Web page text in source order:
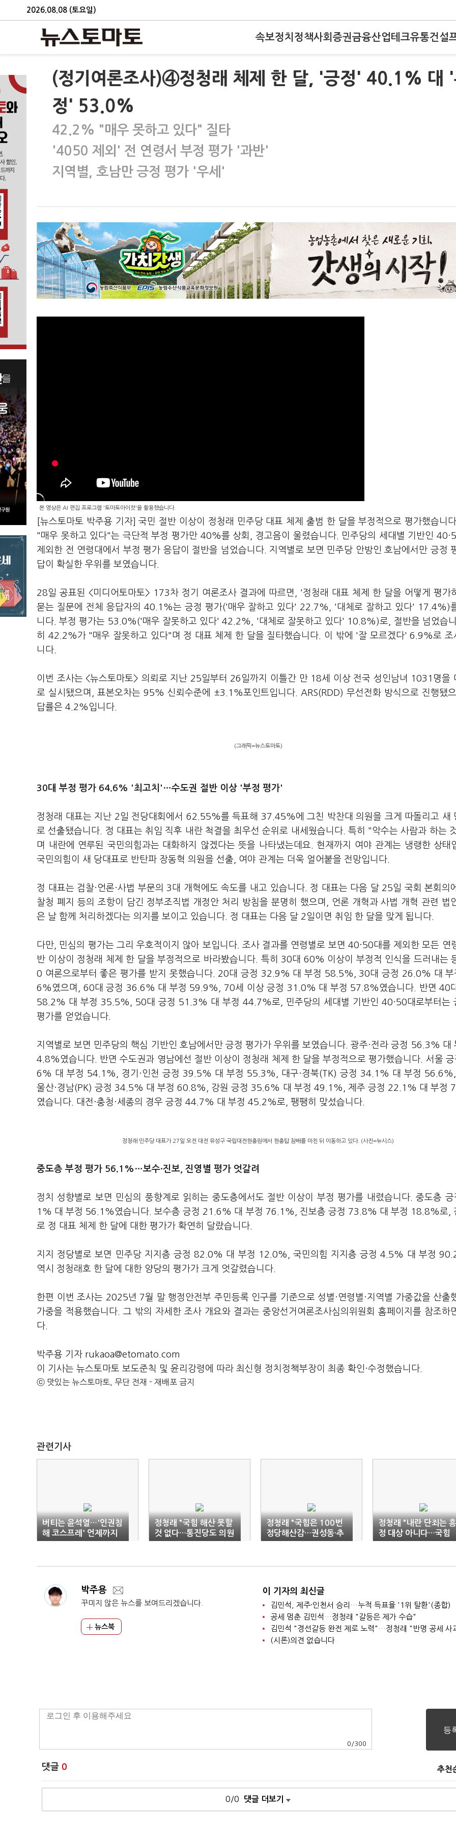
2026.08.08 (토요일)
속보정치 정책사회 증권금융산업테크유통건설
(정기여론조사)④정청래 체제 한 달, '긍정' 40.1% 대
정' 53.0%
42.2% "매우 못하고 있다" 질타
'4050 제외' 전 연령서 부정 평가 '과반'
지역별, 호남만 긍정 평가 '우세'
본 영상은 AI 편집 프로그램 '토마토아이컷'을 활용했습니다.
[뉴스토마토 박주용 기자] 국민 절반 이상이 정청래 민주당 대표 체제 출범 한 달을 부정적으로 평가했습니
"매우 못하고 있다"는 극단적 부정 평가만 40%를 상회, 경고음이 울렸습니다. 민주당의 세대별 기반인
제외한 전 연령대에서 부정 평가 응답이 절반을 넘었습니다. 지역별로 보면 민주당 안방인 호남에서만 긍정
답이 확실한 우위를 보였습니다.
28일 공표된 <미디어토마토> 173차 정기 여론조사 결과에 따르면, '정청래 대표 체제 한 달을 어떻게 평가
묻는 질문에 전체 응답자의 40.1%는 긍정 평가('매우 잘하고 있다' 22.7%, '대체로 잘하고 있다' 17.4%)
니다. 부정 평가는 53.0%('매우 잘못하고 있다' 42.2%, '대체로 잘못하고 있다' 10.8%)로, 절반을 넘었습
히 42.2%가 "매우 잘못하고 있다"며 정 대표 체제 한 달을 질타했습니다. 이 밖에 '잘 모르겠다' 6.9%로 조
니다.
이번 조사는 <뉴스토마토> 의뢰로 지난 25일부터 26일까지 이틀간 만 18세 이상 전국 성인남녀 1031명을
로 실시됐으며, 표본오차는 95% 신뢰수준에 ±3.1%포인트입니다. ARS(RDD) 무선전화 방식으로 진행됐
답률은 4.2%입니다.
(그래픽=뉴스토마토)
30대 부정 평가 64.6% '최고치'…수도권 절반 이상 '부정 평가'
정청래 대표는 지난 2일 전당대회에서 62.55%를 득표해 37.45%에 그친 박찬대 의원을 크게 따돌리고 새
로 선출됐습니다. 정 대표는 취임 직후 내란 척결을 최우선 순위로 내세웠습니다. 특히 "악수는 사람과 하는
며 내란에 연루된 국민의힘과는 대화하지 않겠다는 뜻을 나타냈는데요. 현재까지 여야 관계는 냉랭한 상태
국민의힘이 새 당대표로 반탄파 장동혁 의원을 선출, 여야 관계는 더욱 얼어붙을 전망입니다.
정 대표는 검찰·언론·사법 부문의 3대 개혁에도 속도를 내고 있습니다. 정 대표는 다음 달 25일 국회 본회의
찰청 폐지 등의 조항이 담긴 정부조직법 개정안 처리 방침을 분명히 했으며, 언론 개혁과 사법 개혁 관련 법
은 날 함께 처리하겠다는 의지를 보이고 있습니다. 정 대표는 다음 달 2일이면 취임 한 달을 맞게 됩니다.
다만, 민심의 평가는 그리 우호적이지 않아 보입니다. 조사 결과를 연령별로 보면 40·50대를 제외한 모든 연
반 이상이 정청래 체제 한 달을 부정적으로 바라봤습니다. 특히 30대 60% 이상이 부정적 인식을 드러내는
0 여론으로부터 좋은 평가를 받지 못했습니다. 20대 긍정 32.9% 대 부정 58.5%, 30대 긍정 26.0% 대
6%였으며, 60대 긍정 36.6% 대 부정 59.9%, 70세 이상 긍정 31.0% 대 부정 57.8%였습니다. 반면 40
58.2% 대 부정 35.5%, 50대 긍정 51.3% 대 부정 44.7%로, 민주당의 세대별 기반인 40·50대로부터는
평가를 얻었습니다.
지역별로 보면 민주당의 핵심 기반인 호남에서만 긍정 평가가 우위를 보였습니다. 광주·전라 긍정 56.3% 대
4.8%였습니다. 반면 수도권과 영남에선 절반 이상이 정청래 체제 한 달을 부정적으로 평가했습니다. 서울
6% 대 부정 54.1%, 경기·인천 긍정 39.5% 대 부정 55.3%, 대구·경북(TK) 긍정 34.1% 대 부정 56.6%,
울산·경남(PK) 긍정 34.5% 대 부정 60.8%, 강원 긍정 35.6% 대 부정 49.1%, 제주 긍정 22.1% 대 부정
였습니다. 대전·충청·세종의 경우 긍정 44.7% 대 부정 45.2%로, 팽팽히 맞섰습니다.
정청래 민주당 대표가 27일 오전 대전 유성구 국립대전현충원에서 현충탑 참배를 마친 뒤 이동하고 있다. (사진=뉴시스)
중도층 부정 평가 56.1%…보수·진보, 진영별 평가 엇갈려
정치 성향별로 보면 민심의 풍향계로 읽히는 중도층에서도 절반 이상이 부정 평가를 내렸습니다. 중도층
1% 대 부정 56.1%였습니다. 보수층 긍정 21.6% 대 부정 76.1%, 진보층 긍정 73.8% 대 부정 18.8%로,
로 정 대표 체제 한 달에 대한 평가가 확연히 달랐습니다.
지지 정당별로 보면 민주당 지지층 긍정 82.0% 대 부정 12.0%, 국민의힘 지지층 긍정 4.5% 대 부정
역시 정청래호 한 달에 대한 양당의 평가가 크게 엇갈렸습니다.
한편 이번 조사는 2025년 7월 말 행정안전부 주민등록 인구를 기준으로 성별·연령별·지역별 가중값을 산출
가중을 적용했습니다. 그 밖의 자세한 조사 개요와 결과는 중앙선거여론조사심의위원회 홈페이지를 참조하
다.
박주용 기자 rukaoa@etomato.com
이 기사는 뉴스토마토 보도준칙 및 윤리강령에 따라 최신형 정치정책부장이 최종 확인·수정했습니다.
ⓒ 맛있는 뉴스토마토, 무단 전재 - 재배포 금지
관련기사
버티는 윤석열…'인권침
해 코스프레' 언제까지
정청래 "국힘 해산 못할
것 없다…통진당도 의원
직 박탈"
정청래 "국힘은 100번
정당해산감…권성동·추
경호 강력 조치해야"
정청래 "내란 단죄는 흥
정 대상 아니다…국힘
정상으로 돌아오길"
박주용
꾸미지 않은 뉴스를 보여드리겠습니다.
뉴스북
이 기자의 최신글
김민석, 제주·인천서 승리…누적 득표율 '1위 탈환'(종합)
공세 멈춘 김민석…정청래 "갈등은 제가 수습"
김민석 "경선갈등 완전 제로 노력"…정청래 "반명 공세 사
(시론)의견 없습니다
0 /300
댓글 0 추천
0/0 댓글 더보기